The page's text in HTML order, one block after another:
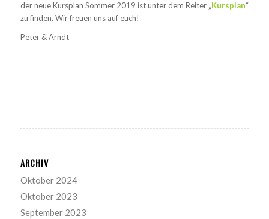
der neue Kursplan Sommer 2019 ist unter dem Reiter „Kursplan“
zu finden. Wir freuen uns auf euch!
Peter & Arndt
ARCHIV
Oktober 2024
Oktober 2023
September 2023